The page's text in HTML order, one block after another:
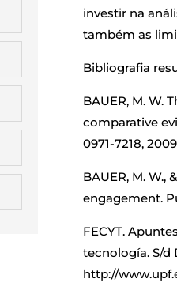
investir na
também as
Bibliografia
BAUER, M. W.
comparative
0971-7218,
BAUER, M.
engagement.
FECYT.
tecnología. S/d
http://